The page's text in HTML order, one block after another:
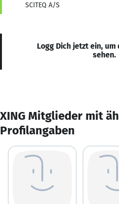
SCITEQ A/S
Logg Dich jetzt ein,
sehen.
XING Mitglieder mit
Profilangaben